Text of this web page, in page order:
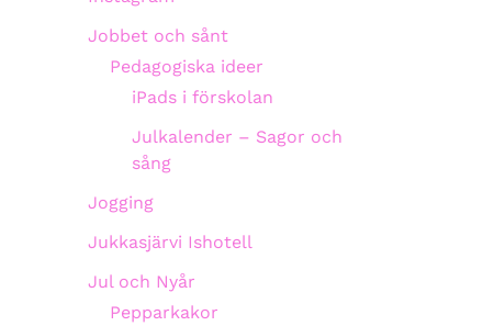
Jobbet och sånt
Pedagogiska ideer
iPads i förskolan
Julkalender – Sagor och
sång
Jogging
Jukkasjärvi Ishotell
Jul och Nyår
Pepparkakor